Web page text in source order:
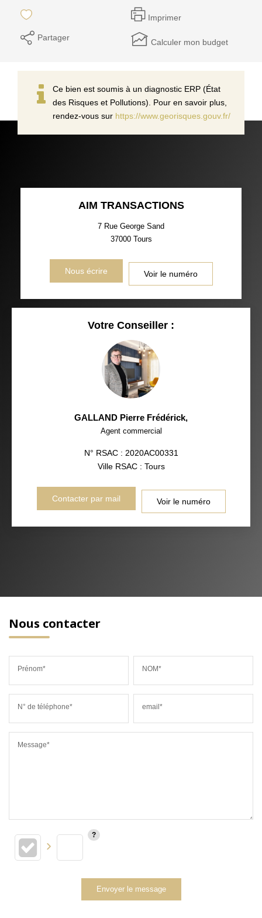
Imprimer
Partager Calculer mon budget
Ce bien est soumis à un diagnostic ERP (État
des Risques et Pollutions). Pour en savoir plus,
rendez-vous sur https://www.georisques.gouv.fr/
AIM TRANSACTIONS
7 Rue George Sand
37000 Tours
Nous écrire Voir le numéro
Votre Conseiller :
GALLAND Pierre Frédérick,
Agent commercial
N° RSAC : 2020AC00331
Ville RSAC : Tours
Contacter par mail Voir le numéro
Nous contacter
Prénom* NOM*
N° de téléphone* email*
Message*
Envoyer le message